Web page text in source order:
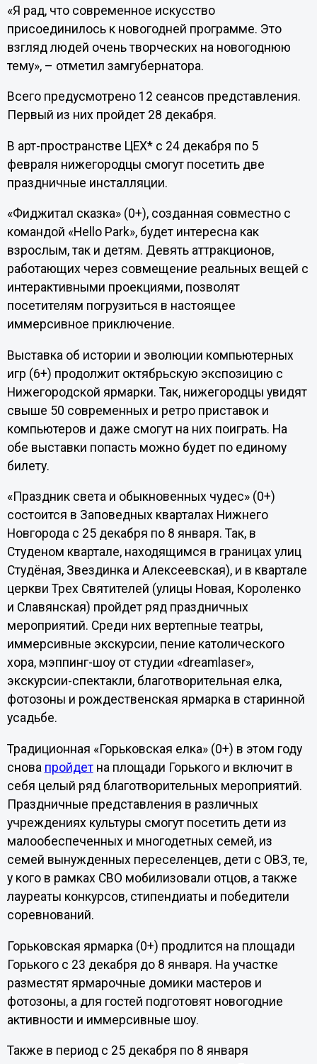
«Я рад, что современное искусство
присоединилось к новогодней программе. Это
взгляд людей очень творческих на новогоднюю
тему», – отметил замгубернатора.
Всего предусмотрено 12 сеансов представления.
Первый из них пройдет 28 декабря.
В арт-пространстве ЦЕХ* с 24 декабря по 5
февраля нижегородцы смогут посетить две
праздничные инсталляции.
«Фиджитал сказка» (0+), созданная совместно с
командой «Hello Park», будет интересна как
взрослым, так и детям. Девять аттракционов,
работающих через совмещение реальных вещей с
интерактивными проекциями, позволят
посетителям погрузиться в настоящее
иммерсивное приключение.
Выставка об истории и эволюции компьютерных
игр (6+) продолжит октябрьскую экспозицию с
Нижегородской ярмарки. Так, нижегородцы увидят
свыше 50 современных и ретро приставок и
компьютеров и даже смогут на них поиграть. На
обе выставки попасть можно будет по единому
билету.
«Праздник света и обыкновенных чудес» (0+)
состоится в Заповедных кварталах Нижнего
Новгорода с 25 декабря по 8 января. Так, в
Студеном квартале, находящимся в границах улиц
Студёная, Звездинка и Алексеевская), и в квартале
церкви Трех Святителей (улицы Новая, Короленко
и Славянская) пройдет ряд праздничных
мероприятий. Среди них вертепные театры,
иммерсивные экскурсии, пение католического
хора, мэппинг-шоу от студии «dreamlaser»,
экскурсии-спектакли, благотворительная елка,
фотозоны и рождественская ярмарка в старинной
усадьбе.
Традиционная «Горьковская елка» (0+) в этом году
снова пройдетна площади Горького и включит в
себя целый ряд благотворительных мероприятий.
Праздничные представления в различных
учреждениях культуры смогут посетить дети из
малообеспеченных и многодетных семей, из
семей вынужденных переселенцев, дети с ОВЗ, те,
у кого в рамках СВО мобилизовали отцов, а также
лауреаты конкурсов, стипендиаты и победители
соревнований.
Горьковская ярмарка (0+) продлится на площади
Горького с 23 декабря до 8 января. На участке
разместят ярмарочные домики мастеров и
фотозоны, а для гостей подготовят новогодние
активности и иммерсивные шоу.
Также в период с 25 декабря по 8 января